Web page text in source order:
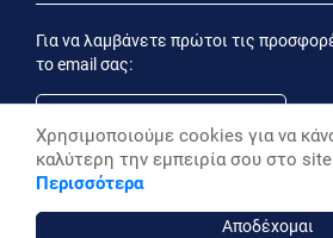
Για να λαμβάνετε πρώτοι τις
το email σας:
Εγγραφή
Έχοντας ενημερωθεί από την
επιθυμώ να λαμβάνω
Χρησιμοποιούμε cookies για να
καλύτερη την εμπειρία σου στο
Περισσότερα
Αποδέχομαι